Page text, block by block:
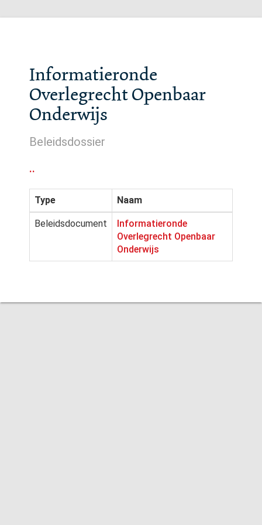
Informatieronde
Overlegrecht Openbaar
Onderwijs
Beleidsdossier
..
Type Naam
Beleidsdocument
Informatieronde
Overlegrecht Openbaar
Onderwijs